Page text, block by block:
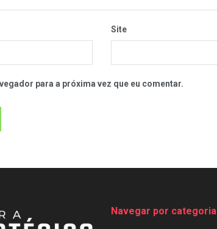
Site
para a próxima vez que eu comentar.
Navegar por categoria